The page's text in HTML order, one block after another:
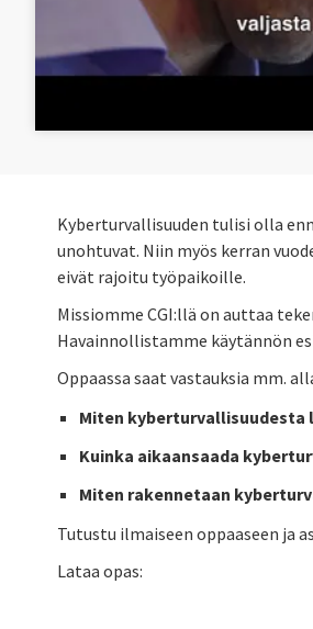
Kyberturvallisuuden tulisi olla
unohtuvat. Niin myös kerran
eivät rajoitu työpaikoille.
Missiomme CGI:llä on auttaa
Havainnollistamme käytännön
Oppaassa saat vastauksia mm.
Miten kyberturvallisuudesta
Kuinka aikaansaada
Miten rakennetaan
Tutustu ilmaiseen oppaaseen ja
Lataa opas: